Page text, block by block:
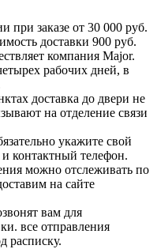
при заказе от 30 000 руб.
доставки 900 руб.
компания Major.
рабочих дней, в
доставка до двери не
на отделение связи
укажите свой
контактный телефон.
можно отслеживать по
на сайте
вам для
все отправления
расписку.